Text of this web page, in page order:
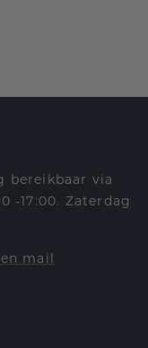
bereikbaar via
-17:00. Zaterdag
mail